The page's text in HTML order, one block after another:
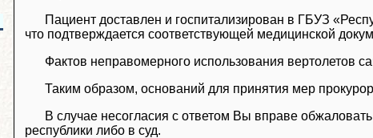
Пациент доставлен и госпитализирован в ГБУЗ
что подтверждается соответствующей медицинской
Фактов неправомерного использования вертолетов
Таким образом, оснований для принятия мер
В случае несогласия с ответом Вы вправе
республики либо в суд.